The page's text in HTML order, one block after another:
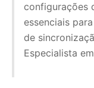
configurações
essenciais
de
Especialista